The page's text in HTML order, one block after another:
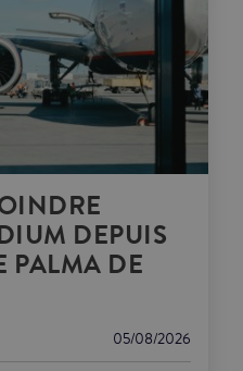
DEPUIS
PALMA DE
05/08/2026